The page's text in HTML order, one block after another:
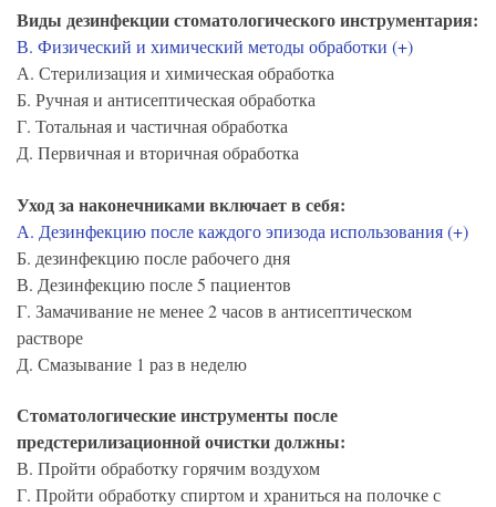
Виды дезинфекции стоматологического инструментария:
В. Физический и химический методы обработки (+)
А. Стерилизация и химическая обработка
Б. Ручная и антисептическая обработка
Г. Тотальная и частичная обработка
Д. Первичная и вторичная обработка
Уход за наконечниками включает в себя:
А. Дезинфекцию после каждого эпизода использования (+)
Б. дезинфекцию после рабочего дня
В. Дезинфекцию после 5 пациентов
Г. Замачивание не менее 2 часов в антисептическом
растворе
Д. Смазывание 1 раз в неделю
Стоматологические инструменты после
предстерилизационной очистки должны:
В. Пройти обработку горячим воздухом
Г. Пройти обработку спиртом и храниться на полочке с